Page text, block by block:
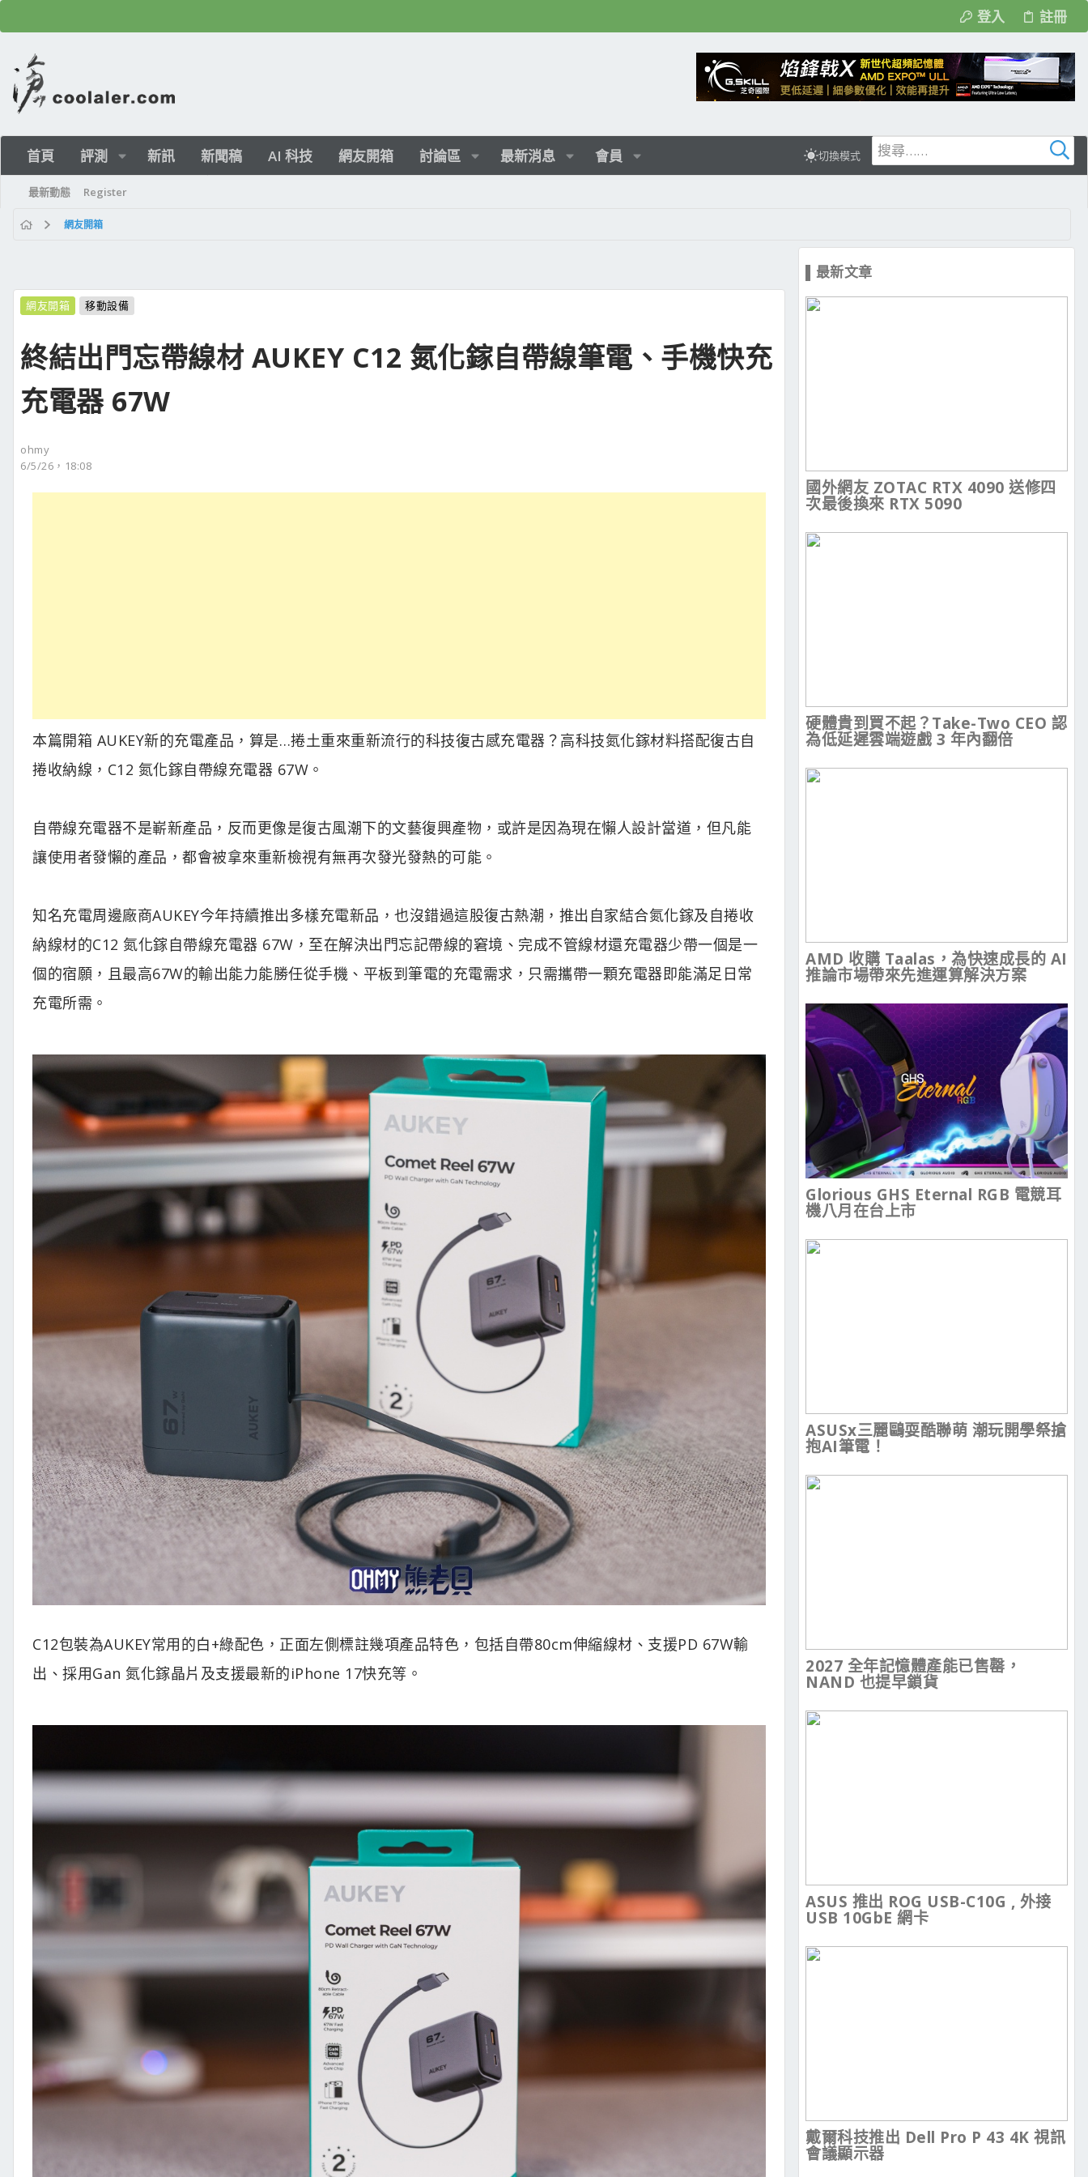
登入 註冊
首頁 評測 新訊 新聞稿 AI 科技 網友開箱 討論區 最新消息 會員 切換模式
最新動態 Register
網友開箱
網友開箱 移動設備
終結出門忘帶線材 AUKEY C12 氮化鎵自帶線筆電、手機快充
充電器 67W
ohmy
6/5/26，18:08
本篇開箱 AUKEY新的充電產品，算是…捲土重來重新流行的科技復古感充電器？高科技氮化鎵材料搭配復古自
捲收納線，C12 氮化鎵自帶線充電器 67W。
自帶線充電器不是嶄新產品，反而更像是復古風潮下的文藝復興產物，或許是因為現在懶人設計當道，但凡能
讓使用者發懶的產品，都會被拿來重新檢視有無再次發光發熱的可能。
知名充電周邊廠商AUKEY今年持續推出多樣充電新品，也沒錯過這股復古熱潮，推出自家結合氮化鎵及自捲收
納線材的C12 氮化鎵自帶線充電器 67W，至在解決出門忘記帶線的窘境、完成不管線材還充電器少帶一個是一
個的宿願，且最高67W的輸出能力能勝任從手機、平板到筆電的充電需求，只需攜帶一顆充電器即能滿足日常
充電所需。
C12包裝為AUKEY常用的白+綠配色，正面左側標註幾項產品特色，包括自帶80cm伸縮線材、支援PD 67W輸
出、採用Gan 氮化鎵晶片及支援最新的iPhone 17快充等。
▌最新文章
國外網友 ZOTAC RTX 4090 送修四
次最後換來 RTX 5090
硬體貴到買不起？Take-Two CEO 認
為低延遲雲端遊戲 3 年內翻倍
AMD 收購 Taalas，為快速成長的 AI
推論市場帶來先進運算解決方案
Glorious GHS Eternal RGB 電競耳
機八月在台上市
ASUSx三麗鷗耍酷聯萌 潮玩開學祭搶
抱AI筆電！
2027 全年記憶體產能已售罄，
NAND 也提早鎖貨
ASUS 推出 ROG USB-C10G , 外接
USB 10GbE 網卡
戴爾科技推出 Dell Pro P 43 4K 視訊
會議顯示器